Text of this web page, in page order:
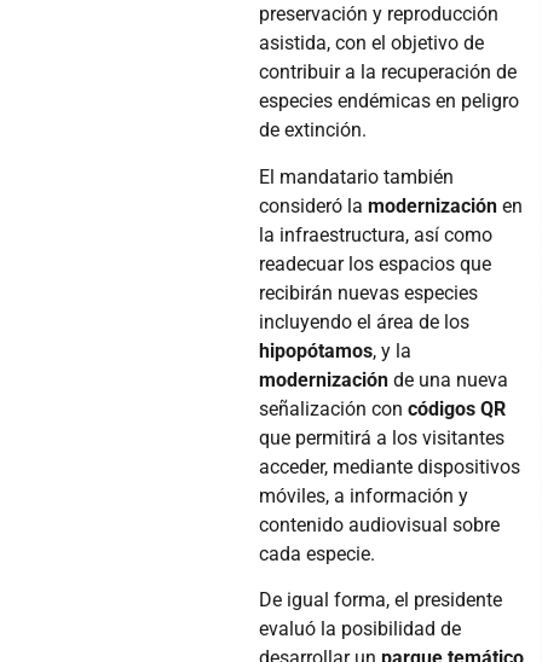
preservación y reproducción
asistida, con el objetivo de
contribuir a la recuperación de
especies endémicas en peligro
de extinción.
El mandatario también
consideró lamodernización en
la infraestructura, así como
readecuar los espacios que
recibirán nuevas especies
incluyendo el área de los
hipopótamos, y la
modernización de una nueva
señalización concódigos QR
que permitirá a los visitantes
acceder, mediante dispositivos
móviles, a información y
contenido audiovisual sobre
cada especie.
De igual forma, el presidente
evaluó la posibilidad de